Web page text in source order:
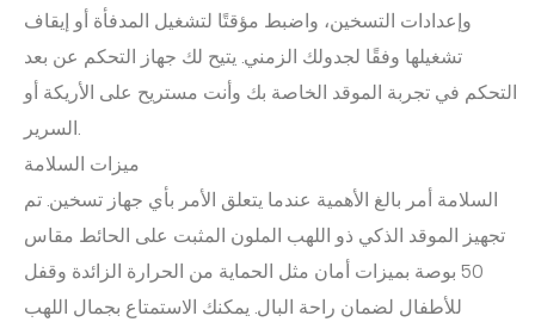
وإعدادات التسخين، واضبط مؤقتًا لتشغيل المدفأة أو إيقاف
تشغيلها وفقًا لجدولك الزمني. يتيح لك جهاز التحكم عن بعد
التحكم في تجربة الموقد الخاصة بك وأنت مستريح على الأريكة أو
السرير.
ميزات السلامة
السلامة أمر بالغ الأهمية عندما يتعلق الأمر بأي جهاز تسخين. تم
تجهيز الموقد الذكي ذو اللهب الملون المثبت على الحائط مقاس
50 بوصة بميزات أمان مثل الحماية من الحرارة الزائدة وقفل
للأطفال لضمان راحة البال. يمكنك الاستمتاع بجمال اللهب